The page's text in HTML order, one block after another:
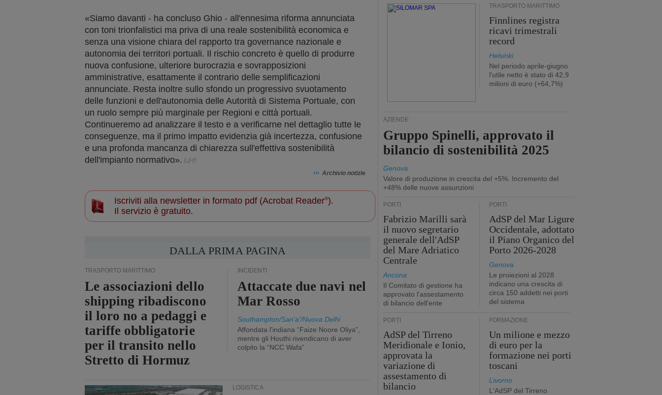
«Siamo davanti - ha concluso Ghio - all'ennesima riforma annunciata
con toni trionfalistici ma priva di una reale sostenibilità economica e
senza una visione chiara del rapporto tra governance nazionale e
autonomia dei territori portuali. Il rischio concreto è quello di produrre
nuova confusione, ulteriore burocrazia e sovrapposizioni
amministrative, esattamente il contrario delle semplificazioni
annunciate. Resta inoltre sullo sfondo un progressivo svuotamento
delle funzioni e dell'autonomia delle Autorità di Sistema Portuale, con
un ruolo sempre più marginale per Regioni e città portuali.
Continueremo ad analizzare il testo e a verificarne nel dettaglio tutte le
conseguenze, ma il primo impatto evidenzia già incertezza, confusione
e una profonda mancanza di chiarezza sull'effettiva sostenibilità
dell'impianto normativo».
››› Archivio notizie
Iscriviti alla newsletter in formato pdf (Acrobat Reader®).
Il servizio è gratuito.
DALLA PRIMA PAGINA
TRASPORTO MARITTIMO
Le associazioni dello
shipping ribadiscono
il loro no a pedaggi e
tariffe obbligatorie
per il transito nello
Stretto di Hormuz
INCIDENTI
Attaccate due navi nel
Mar Rosso
Southampton/San'a'/Nuova Delhi
Affondata l'indiana “Faize Noore Oliya”,
mentre gli Houthi rivendicano di aver
colpito la “NCC Wafa”
LOGISTICA
TRASPORTO MARITTIMO
Finnlines registra
ricavi trimestrali
record
Helsinki
Nel periodo aprile-giugno
l'utile netto è stato di 42,9
milioni di euro (+64,7%)
AZIENDE
Gruppo Spinelli, approvato il
bilancio di sostenibilità 2025
Genova
Valore di produzione in crescita del +5%. Incremento del
+48% delle nuove assunzioni
PORTI
Fabrizio Marilli sarà
il nuovo segretario
generale dell'AdSP
del Mare Adriatico
Centrale
Ancona
Il Comitato di gestione ha
approvato l'assestamento
di bilancio dell'ente
PORTI
AdSP del Mar Ligure
Occidentale, adottato
il Piano Organico del
Porto 2026-2028
Genova
Le proiezioni al 2028
indicano una crescita di
circa 150 addetti nei porti
del sistema
PORTI
AdSP del Tirreno
Meridionale e Ionio,
approvata la
variazione di
assestamento di
bilancio
FORMAZIONE
Un milione e mezzo
di euro per la
formazione nei porti
toscani
Livorno
L'AdSP del Tirreno